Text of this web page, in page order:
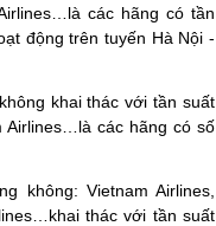
các hãng có tần
động trên tuyến Hà Nội -
khai thác với tần suất
Airlines…là các hãng có số
không: Vietnam Airlines,
thác với tần suất